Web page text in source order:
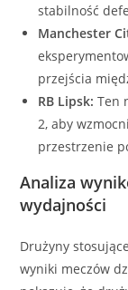
stabilność
Manchester
przejścia
RB Lipsk: Ten
2, aby
przestrzenie
Analiza
wydajności
Drużyny
wyniki meczów